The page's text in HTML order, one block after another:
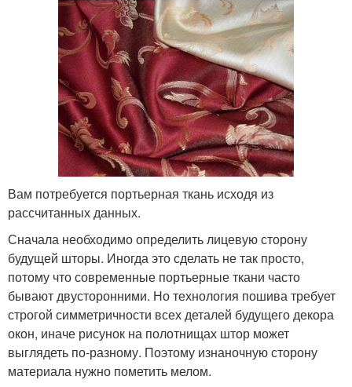
Вам потребуется портьерная ткань исходя из
рассчитанных данных.
Сначала необходимо определить лицевую сторону
будущей шторы. Иногда это сделать не так просто,
потому что современные портьерные ткани часто
бывают двусторонними. Но технология пошива требует
строгой симметричности всех деталей будущего декора
окон, иначе рисунок на полотнищах штор может
выглядеть по-разному. Поэтому изнаночную сторону
материала нужно пометить мелом.